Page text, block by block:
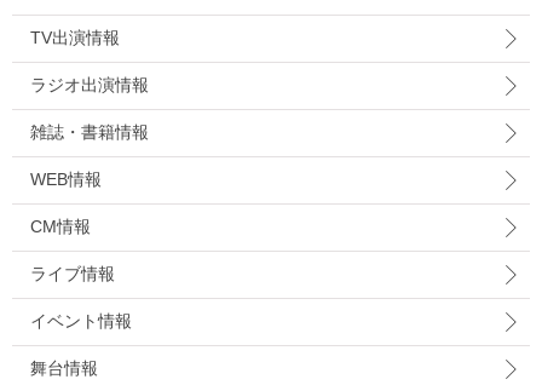
TV出演情報
ラジオ出演情報
雑誌・書籍情報
WEB情報
CM情報
ライブ情報
イベント情報
舞台情報